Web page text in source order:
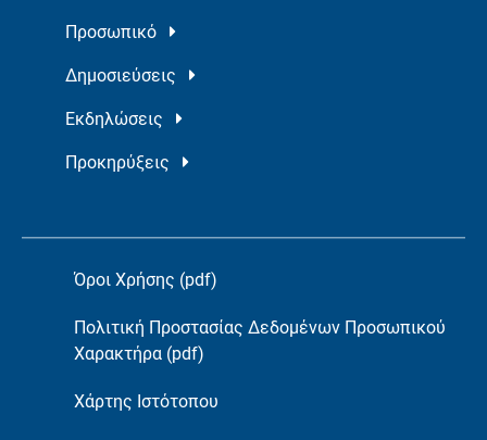
Προσωπικό
Δημοσιεύσεις
Εκδηλώσεις
Προκηρύξεις
Όροι Χρήσης (pdf)
Πολιτική Προστασίας Δεδομένων Προσωπικού
Χαρακτήρα (pdf)
Χάρτης Ιστότοπου